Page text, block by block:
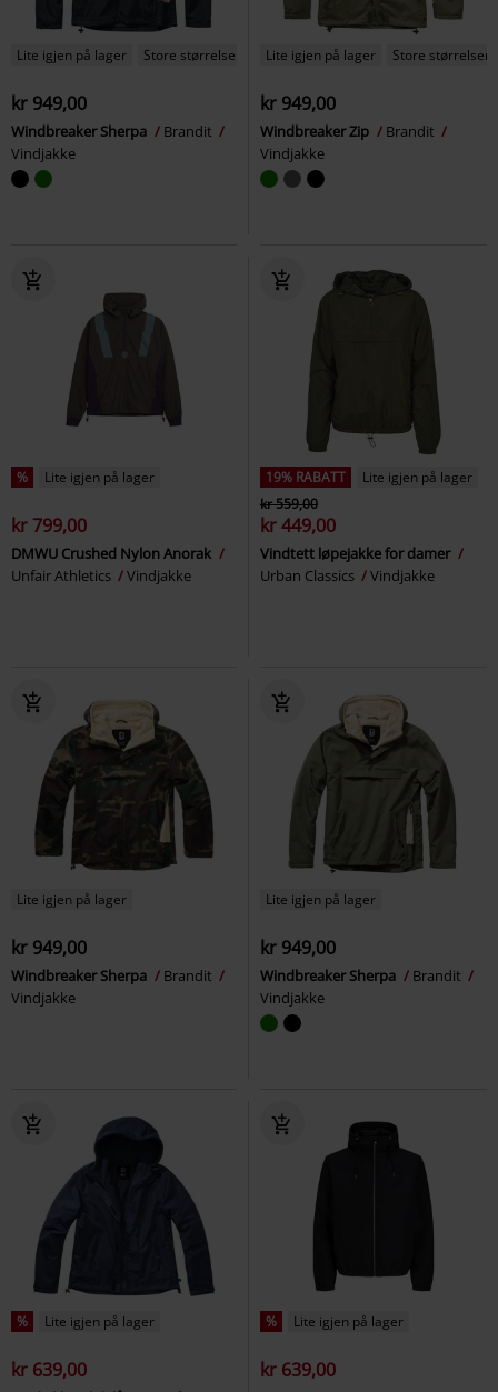
Lite igjen på lager Store størrelser
kr 949,00
Windbreaker Sherpa
Brandit
Vindjakke
Lite igjen på lager Store størrelser
kr 949,00
Windbreaker Zip
Brandit
Vindjakke
% Lite igjen på lager
kr 799,00
DMWU Crushed Nylon Anorak
Unfair Athletics
Vindjakke
19% RABATT
Lite igjen på lager
kr 559,00
kr 449,00
Vindtett løpejakke for damer
Urban Classics
Vindjakke
Lite igjen på lager
kr 949,00
Windbreaker Sherpa
Brandit
Vindjakke
Lite igjen på lager
kr 949,00
Windbreaker Sherpa
Brandit
Vindjakke
% Lite igjen på lager
kr 639,00
% Lite igjen på lager
kr 639,00